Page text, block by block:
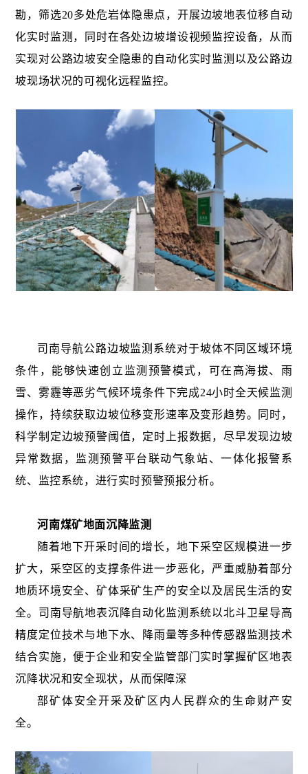
勘，筛选20多处危岩体隐患点，开展边坡地表位移自动
化实时监测，同时在各处边坡增设视频监控设备，从而
实现对公路边坡安全隐患的自动化实时监测以及公路边
坡现场状况的可视化远程监控。
司南导航公路边坡监测系统对于坡体不同区域环境
条件，能够快速创立监测预警模式，可在高海拔、雨
雪、雾霾等恶劣气候环境条件下完成24小时全天候监测
操作，持续获取边坡位移变形速率及变形趋势。同时，
科学制定边坡预警阈值，定时上报数据，尽早发现边坡
异常数据，监测预警平台联动气象站、一体化报警系
统、监控系统，进行实时预警预报分析。
河南煤矿地面沉降监测
随着地下开采时间的增长，地下采空区规模进一步
扩大，采空区的支撑条件进一步恶化，严重威胁着部分
地质环境安全、矿体采矿生产的安全以及居民生活的安
全。司南导航地表沉降自动化监测系统以北斗卫星导高
精度定位技术与地下水、降雨量等多种传感器监测技术
结合实施，便于企业和安全监管部门实时掌握矿区地表
沉降状况和安全现状，从而保障深
部矿体安全开采及矿区内人民群众的生命财产安
全。